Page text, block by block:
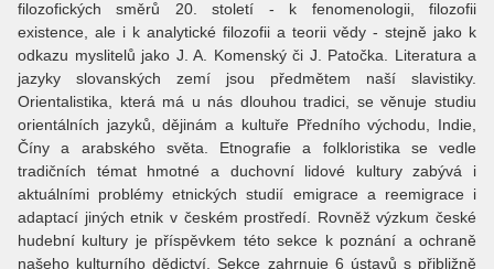
filozofických směrů 20. století - k fenomenologii, filozofii
existence, ale i k analytické filozofii a teorii vědy - stejně jako k
odkazu myslitelů jako J. A. Komenský či J. Patočka. Literatura a
jazyky slovanských zemí jsou předmětem naší slavistiky.
Orientalistika, která má u nás dlouhou tradici, se věnuje studiu
orientálních jazyků, dějinám a kultuře Předního východu, Indie,
Číny a arabského světa. Etnografie a folkloristika se vedle
tradičních témat hmotné a duchovní lidové kultury zabývá i
aktuálními problémy etnických studií emigrace a reemigrace i
adaptací jiných etnik v českém prostředí. Rovněž výzkum české
hudební kultury je příspěvkem této sekce k poznání a ochraně
našeho kulturního dědictví. Sekce zahrnuje 6 ústavů s přibližně